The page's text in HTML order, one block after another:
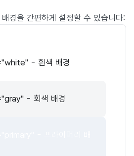
경을 간편하게 설정할 수 있습니다:
- 흰색 배경
- 회색 배경